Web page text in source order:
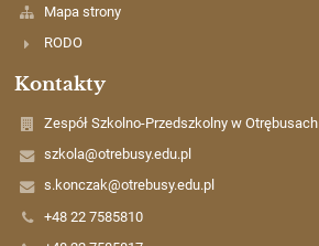
Mapa strony
RODO
Kontakty
Zespół Szkolno-Przedszkolny w Otrębusach
szkola@otrebusy.edu.pl
s.konczak@otrebusy.edu.pl
+48 22 7585810